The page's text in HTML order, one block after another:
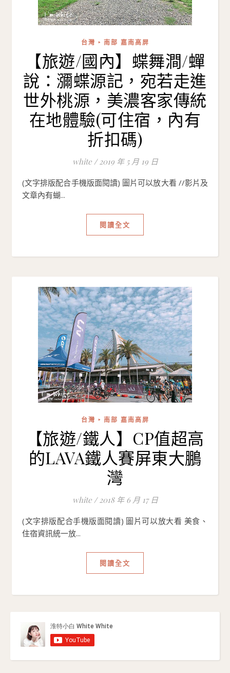
台灣 ‣ 南部 嘉南高屏
【旅遊/國內】蝶舞澗/蟬
說：瀰蝶源記，宛若走進
世外桃源，美濃客家傳統
在地體驗(可住宿，內有
折扣碼)
white / 2019 年 5 月 19 日
(文字排版配合手機版面閱讀) 圖片可以放大看 //影片及
文章內有蝴...
閱讀全文
台灣 ‣ 南部 嘉南高屏
【旅遊/鐵人】CP值超高
的LAVA鐵人賽屏東大鵬
灣
white / 2018 年 6 月 17 日
(文字排版配合手機版面閱讀) 圖片可以放大看 美食、
住宿資訊統一放...
閱讀全文